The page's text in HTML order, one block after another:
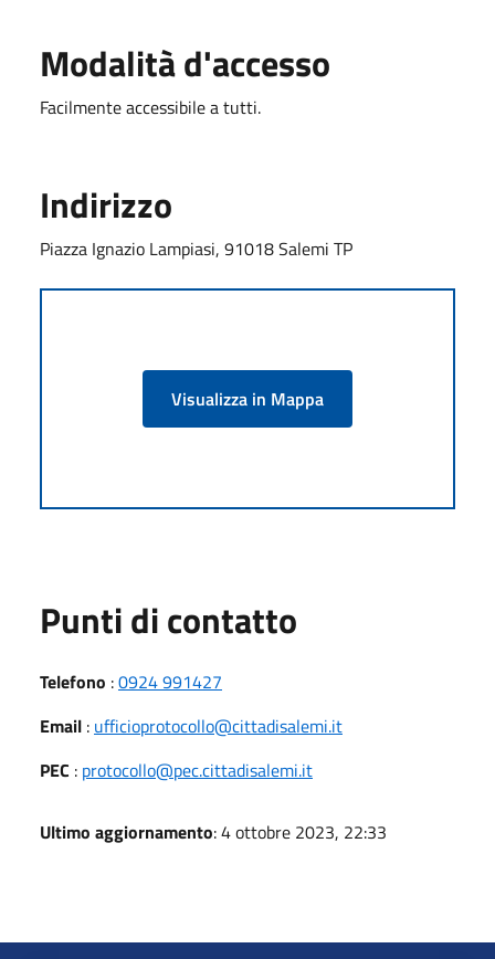
Modalità d'accesso
Facilmente accessibile a tutti.
Indirizzo
Piazza Ignazio Lampiasi, 91018 Salemi TP
Visualizza in Mappa
Punti di contatto
Telefono :0924 991427
Email : ufficioprotocollo@cittadisalemi.it
PEC : protocollo@pec.cittadisalemi.it
Ultimo aggiornamento: 4 ottobre 2023, 22:33